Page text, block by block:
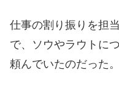
仕事の割り振りを担
で、ソウやラウトに
頼んでいたのだった。